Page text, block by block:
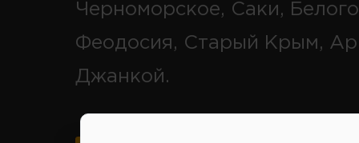
Черноморское, Саки,
Феодосия, Старый Крым,
Джанкой.